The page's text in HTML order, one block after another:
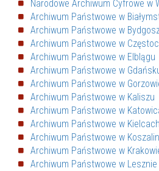
Narodowe Archiwum Cyfrowe w
Archiwum Państwowe w
Archiwum Państwowe w
Archiwum Państwowe w
Archiwum Państwowe w Elblągu
Archiwum Państwowe w
Archiwum Państwowe w
Archiwum Państwowe w Kaliszu
Archiwum Państwowe w
Archiwum Państwowe w Kielcach
Archiwum Państwowe w
Archiwum Państwowe w
Archiwum Państwowe w Lesznie